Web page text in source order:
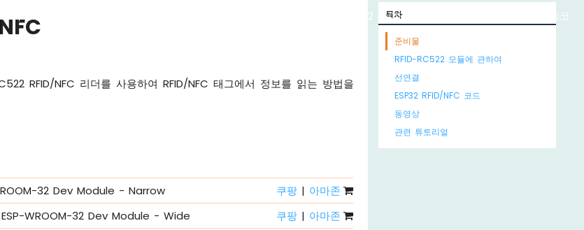
ESP32 마이크로파이썬 라즈베리 파이 피코
RFID/NFC 리더를 사용하여 RFID/NFC 태그에서 정보를 읽는 방법을
32 Dev Module - Narrow 쿠팡 | 아마존
WROOM-32 Dev Module - Wide 쿠팡 | 아마존
목차
준비물
RFID-RC522 모듈에 관하여
선연결
ESP32 RFID/NFC 코드
동영상
관련 튜토리얼